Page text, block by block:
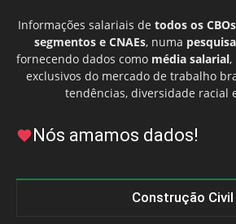
Informações salariais de todos os
segmentos e CNAEs, numa
fornecendo dados como média salarial,
exclusivos do mercado de trabalho
tendências, diversidade racial
Nós amamos dados!
Construção Civil